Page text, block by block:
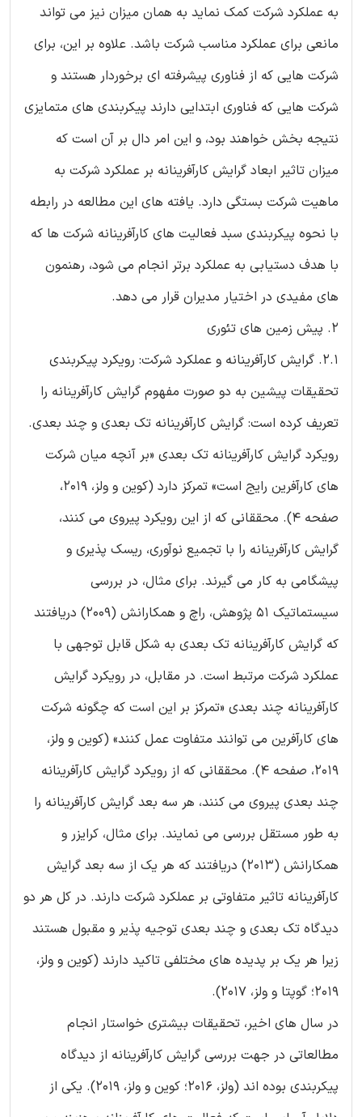
به عملکرد شرکت کمک نماید به همان میزان نیز می تواند
مانعی برای عملکرد مناسب شرکت باشد. علاوه بر این، برای
شرکت هایی که از فناوری پیشرفته ای برخوردار هستند و
شرکت هایی که فناوری ابتدایی دارند پیکربندی های متمایزی
نتیجه بخش خواهند بود، و این امر دال بر آن است که
میزان تاثیر ابعاد گرایش کارآفرینانه بر عملکرد شرکت به
ماهیت شرکت بستگی دارد. یافته های این مطالعه در رابطه
با نحوه پیکربندی سبد فعالیت های کارآفرینانه شرکت ها که
با هدف دستیابی به عملکرد برتر انجام می شود، رهنمون
های مفیدی در اختیار مدیران قرار می دهد.
2. پیش زمین های تئوری
2.1. گرایش کارآفرینانه و عملکرد شرکت: رویکرد پیکربندی
تحقیقات پیشین به دو صورت مفهوم گرایش کارآفرینانه را
تعریف کرده است: گرایش کارآفرینانه تک بعدی و چند بعدی.
رویکرد گرایش کارآفرینانه تک بعدی «بر آنچه میان شرکت
های کارآفرین رایج است» تمرکز دارد (کوین و ولز، 2019،
صفحه 4). محققانی که از این رویکرد پیروی می کنند،
گرایش کارآفرینانه را با تجمیع نوآوری، ریسک پذیری و
پیشگامی به کار می گیرند. برای مثال، در بررسی
سیستماتیک 51 پژوهش، راچ و همکارانش (2009) دریافتند
که گرایش کارآفرینانه تک بعدی به شکل قابل توجهی با
عملکرد شرکت مرتبط است. در مقابل، در رویکرد گرایش
کارآفرینانه چند بعدی «تمرکز بر این است که چگونه شرکت
های کارآفرین می توانند متفاوت عمل کنند» (کوین و ولز،
2019، صفحه 4). محققانی که از رویکرد گرایش کارآفرینانه
چند بعدی پیروی می کنند، هر سه بعد گرایش کارآفرینانه را
به طور مستقل بررسی می نمایند. برای مثال، کرایزر و
همکارانش (2013) دریافتند که هر یک از سه بعد گرایش
کارآفرینانه تاثیر متفاوتی بر عملکرد شرکت دارند. در کل هر دو
دیدگاه تک بعدی و چند بعدی توجیه پذیر و مقبول هستند
زیرا هر یک بر پدیده های مختلفی تاکید دارند (کوین و ولز،
2019؛ گوپتا و ولز، 2017).
در سال های اخیر، تحقیقات بیشتری خواستار انجام
مطالعاتی در جهت بررسی گرایش کارآفرینانه از دیدگاه
پیکربندی بوده اند (ولز، 2016؛ کوین و ولز، 2019). یکی از